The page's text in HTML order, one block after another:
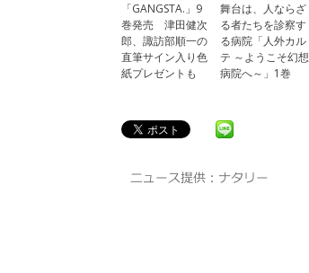
「GANGSTA.」9
巻発売 津田健次
郎、諏訪部順一の
直筆サイン入り色
紙プレゼントも
舞台は、人ならざ
る者たちを診察す
る病院「人外カル
テ ～ようこそ幻想
病院へ～」1巻